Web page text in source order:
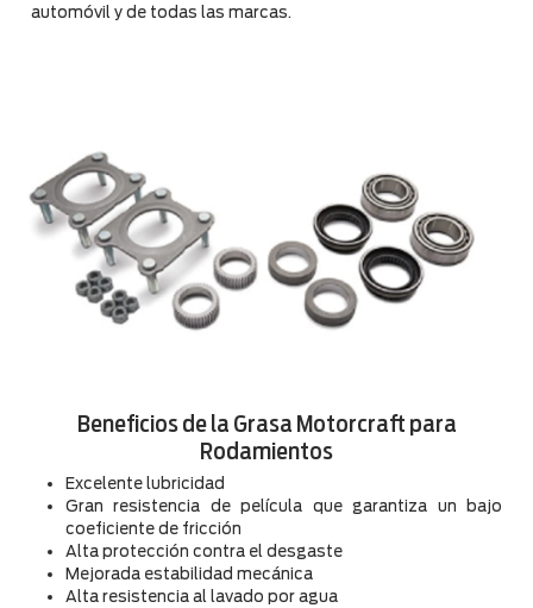
automóvil y de todas las marcas.
Beneficios de la Grasa Motorcraft para
Rodamientos
Excelente lubricidad
Gran resistencia de película que garantiza un bajo
coeficiente de fricción
Alta protección contra el desgaste
Mejorada estabilidad mecánica
Alta resistencia al lavado por agua